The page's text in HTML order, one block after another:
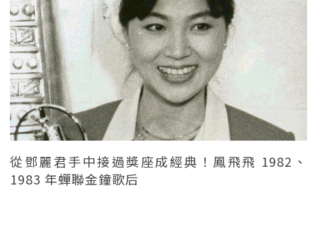
從鄧麗君手中接過獎座成經典！鳳飛飛 1982、
1983 年蟬聯金鐘歌后